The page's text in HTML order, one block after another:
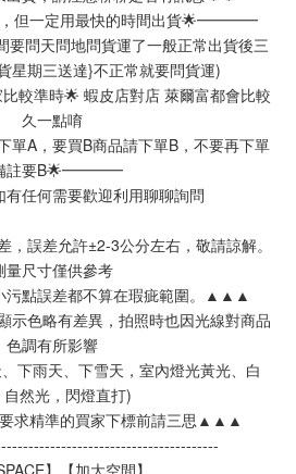
但一定用最快的時間出貨🌟━━━━
要問天問地問貨運了一般正常出貨後三
星期三送達}不正常就要問貨運)
較準時🌟 蝦皮店對店 萊爾富都會比較
久一點唷
A，要買B商品請下單B，不要再下單
註要B🌟━━━━
有任何需要歡迎利用聊聊詢問
，誤差允許±2-3公分左右，敬請諒解。
量尺寸僅供參考
污點誤差都不算在瑕疵範圍。▲▲▲
示色略有差異，拍照時也因光線對商品
色調有所影響
下雨天、下雪天，室內燈光黃光、白
自然光，閃燈直打)
求精準的買家下標前請三思▲▲▲
】【加大空間】